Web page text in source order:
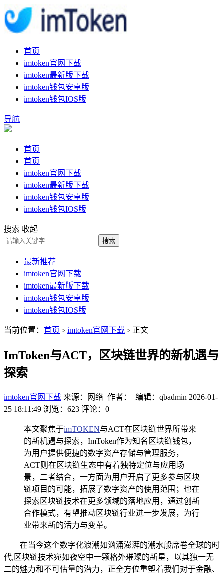
首页
imtoken官网下载
imtoken最新版下载
imtoken钱包安卓版
imtoken钱包IOS版
导航
首页
首页
imtoken官网下载
imtoken最新版下载
imtoken钱包安卓版
imtoken钱包IOS版
搜索 收起
搜索
最新推荐
imtoken官网下载
imtoken最新版下载
imtoken钱包安卓版
imtoken钱包IOS版
当前位置： 首页 > imtoken官网下载 > 正文
ImToken与ACT，区块链世界的新机遇与
探索
imtoken官网下载 来源：网络 作者： 编辑：qbadmin 2026-01-
25 18:11:49 浏览：623 评论：0
本文聚焦于imTOKEN与ACT在区块链世界所带来
的新机遇与探索，ImToken作为知名区块链钱包，
为用户提供便捷的数字资产存储与管理服务，
ACT则在区块链生态中有着独特定位与应用场
景，二者结合，一方面为用户开启了更多参与区块
链项目的可能，拓展了数字资产的使用范围；也在
探索区块链技术在更多领域的落地应用，通过创新
合作模式，有望推动区块链行业进一步发展，为行
业带来新的活力与变革。
在当今这个数字化浪潮如汹涌澎湃的潮水般席卷全球的时
代,区块链技术宛如夜空中一颗格外璀璨的新星，以其独一无
二的魅力和不可估量的潜力，正全方位重塑着我们对于金融、